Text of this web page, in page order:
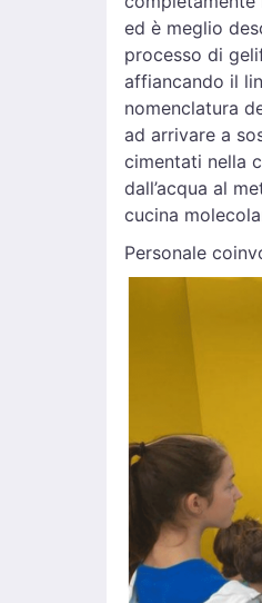
ed è meglio
processo di
affiancando il
nomenclatura
ad arrivare a
cimentati nella
dall’acqua al
cucina
Personale